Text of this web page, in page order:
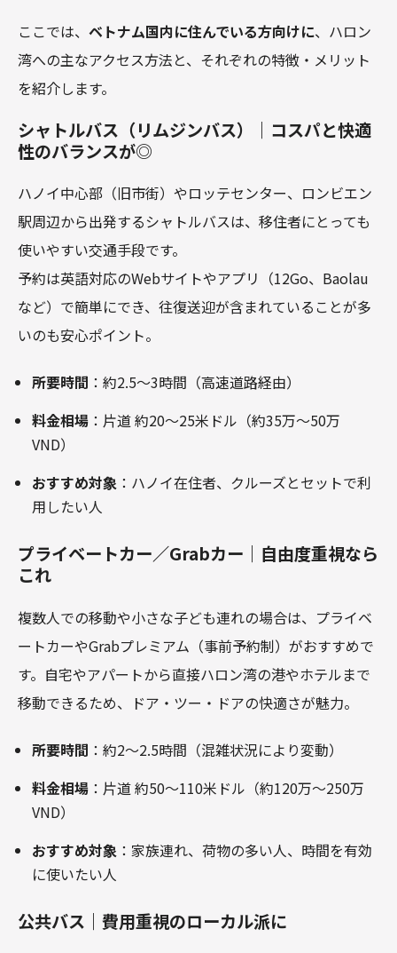
ここでは、 ベトナム国内に住んでいる方向けに、ハロン
湾への主なアクセス方法と、それぞれの特徴・メリット
を紹介します。
シャトルバス（リムジンバス）｜コスパと快適
性のバランスが◎
ハノイ中心部（旧市街）やロッテセンター、ロンビエン
駅周辺から出発するシャトルバスは、移住者にとっても
使いやすい交通手段です。
予約は英語対応のWebサイトやアプリ（12Go、Baolau
など）で簡単にでき、往復送迎が含まれていることが多
いのも安心ポイント。
所要時間 ：約2.5～3時間（高速道路経由）
料金相場 ：片道 約20～25米ドル（約35万～50万
VND）
おすすめ対象 ：ハノイ在住者、クルーズとセットで利
用したい人
プライベートカー／Grabカー｜自由度重視なら
これ
複数人での移動や小さな子ども連れの場合は、プライベ
ートカーやGrabプレミアム（事前予約制）がおすすめで
す。自宅やアパートから直接ハロン湾の港やホテルまで
移動できるため、ドア・ツー・ドアの快適さが魅力。
所要時間 ：約2～2.5時間（混雑状況により変動）
料金相場 ：片道 約50～110米ドル（約120万～250万
VND）
おすすめ対象 ：家族連れ、荷物の多い人、時間を有効
に使いたい人
公共バス｜費用重視のローカル派に